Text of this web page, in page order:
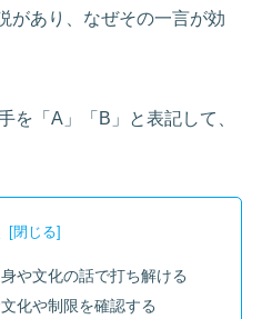
があり、なぜその一言が効
を「A」「B」と表記して、
や文化の話で打ち解ける
化や制限を確認する